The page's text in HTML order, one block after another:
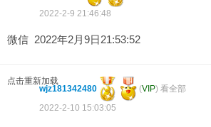
2022-2-9 21:46:48
微信 2022年2月9日21:53:52
点击重新加载
wjz181342480 (VIP) 看全部
2022-2-10 15:03:05